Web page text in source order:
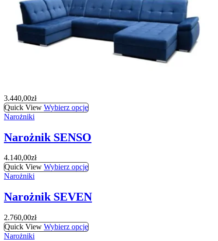
1.980,00zł.1.740,00zł.
Narożnik Rubin
3.370,00
Quick View Wybierz opcje
3.440,00zł
Quick View Wybierz opcje
Narożniki
Narożnik SENSO
4.140,00zł
Quick View Wybierz opcje
Narożniki
Narożnik SEVEN
2.760,00zł
Quick View Wybierz opcje
Narożniki